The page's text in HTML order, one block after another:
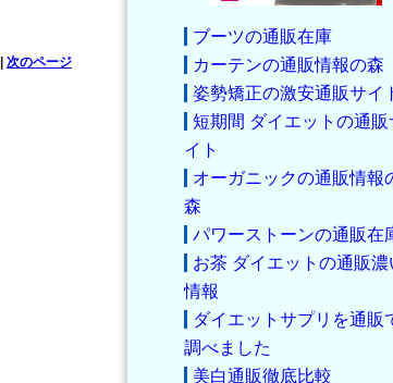
次のページ
ブーツの通販在庫
カーテンの通販情報の森
姿勢矯正の激安通販サイ
短期間 ダイエットの通販
イト
オーガニックの通販情報
森
パワーストーンの通販在
お茶 ダイエットの通販濃
情報
ダイエットサプリを通販
調べました
美白通販徹底比較